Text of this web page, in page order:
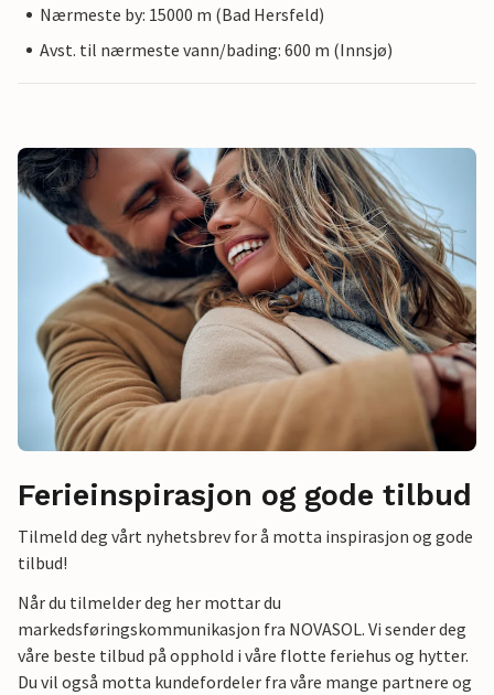
Nærmeste by: 15000 m (Bad Hersfeld)
Avst. til nærmeste vann/bading: 600 m (Innsjø)
Ferieinspirasjon og gode tilbud
Tilmeld deg vårt nyhetsbrev for å motta inspirasjon og gode
tilbud!
Når du tilmelder deg her mottar du
markedsføringskommunikasjon fra NOVASOL. Vi sender deg
våre beste tilbud på opphold i våre flotte feriehus og hytter.
Du vil også motta kundefordeler fra våre mange partnere og